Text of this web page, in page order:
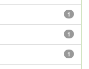
1
1
1